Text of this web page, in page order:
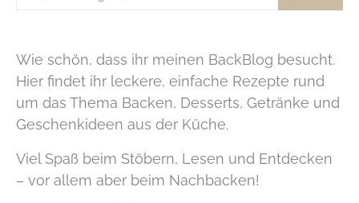
Wie schön, dass ihr meinen BackBlog besucht.
Hier findet ihr leckere, einfache Rezepte rund
um das Thema Backen, Desserts, Getränke und
Geschenkideen aus der Küche.
Viel Spaß beim Stöbern, Lesen und Entdecken
– vor allem aber beim Nachbacken!